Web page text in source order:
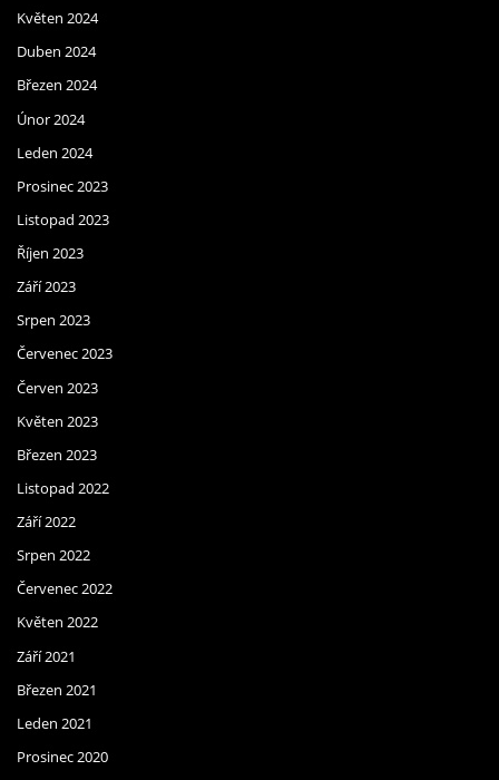
Květen 2024
Duben 2024
Březen 2024
Únor 2024
Leden 2024
Prosinec 2023
Listopad 2023
Říjen 2023
Září 2023
Srpen 2023
Červenec 2023
Červen 2023
Květen 2023
Březen 2023
Listopad 2022
Září 2022
Srpen 2022
Červenec 2022
Květen 2022
Září 2021
Březen 2021
Leden 2021
Prosinec 2020